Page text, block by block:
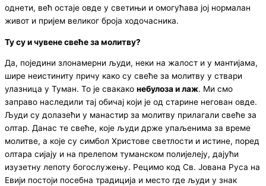
однети, већ остаје овде у светињи и омогућава јој нормалан
живот и пријем великог броја ходочасника.
Ту су и чувене свеће за молитву?
Да, поједини злонамерни људи, неки на жалост и у мантијама,
шире неистиниту причу како су свеће за молитву у ствари
улазница у Туман. То је свакако небулоза и лаж. Ми смо
заправо наследили тај обичај који је од старине негован овде.
Људи су долазећи у манастир за молитву прилагали свеће за
олтар. Данас те свеће, које људи држе упаљенима за време
молитве, а које су симбол Христове светлости и истине, поред
олтара сијају и на прелепом туманском полијелеју, дајући
изузетну лепоту богослужењу. Рецимо код Св. Јована Руса на
Евији постоји посебна традиција и место где људи у знак